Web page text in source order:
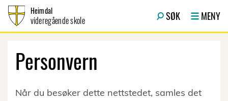
Heimdal
videregående skole SØK MENY
Personvern
Når du besøker dette nettstedet, samles det